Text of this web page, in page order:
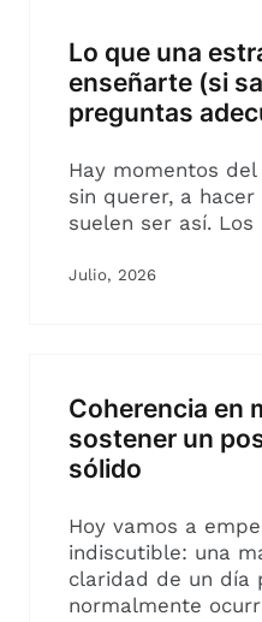
Lo que una
enseñarte (si
preguntas
Hay momentos
sin querer, a
suelen ser así. Los
Julio, 2026
Coherencia en
sostener un
sólido
Hoy vamos a
indiscutible: una
claridad de un día
normalmente